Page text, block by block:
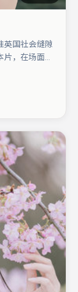
英国社会缝隙
，在场面调
呼应，适合
合周末一口